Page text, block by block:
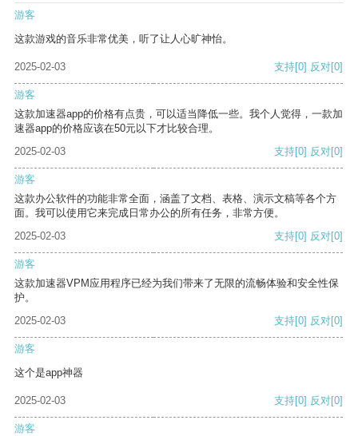
游客
这款游戏的音乐非常优美，听了让人心旷神怡。
2025-02-03 支持[0] 反对[0]
游客
这款加速器app的价格有点贵，可以适当降低一些。我个人觉得，一款加
速器app的价格应该在50元以下才比较合理。
2025-02-03
支持[0] 反对[0]
游客
这款办公软件的功能非常全面，涵盖了文档、表格、演示文稿等各个方
面。我可以使用它来完成日常办公的所有任务，非常方便。
2025-02-03
支持[0] 反对[0]
游客
这款加速器VPM应用程序已经为我们带来了无限的流畅体验和安全性保
护。
2025-02-03
支持[0] 反对[0]
游客
这个是app神器
2025-02-03 支持[0] 反对[0]
游客